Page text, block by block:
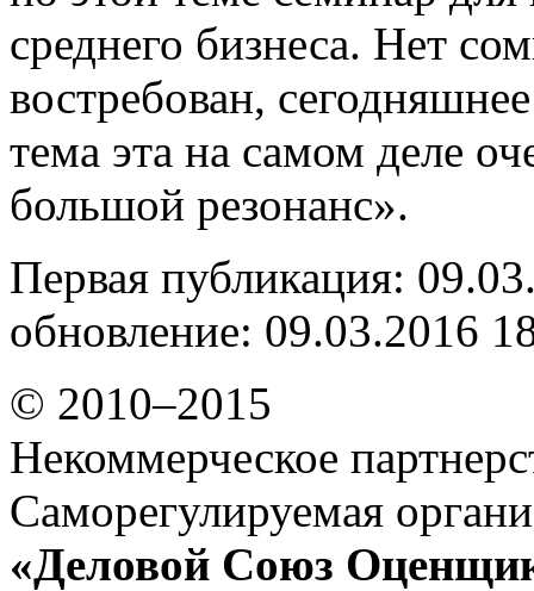
среднего бизнеса. Нет
востребован,
тема эта на самом деле
большой резонанс».
Первая публикация:
обновление: 09.03.2016
© 2010–2015
Некоммерческое
Саморегулируемая
«Деловой Союз